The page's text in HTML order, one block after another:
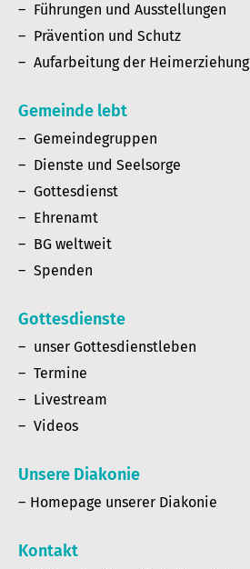
Führungen und Ausstellungen
Prävention und Schutz
Aufarbeitung der Heimerziehung
Gemeinde lebt
Gemeindegruppen
Dienste und Seelsorge
Gottesdienst
Ehrenamt
BG weltweit
Spenden
Gottesdienste
unser Gottesdienstleben
Termine
Livestream
Videos
Unsere Diakonie
Homepage unserer Diakonie
Kontakt